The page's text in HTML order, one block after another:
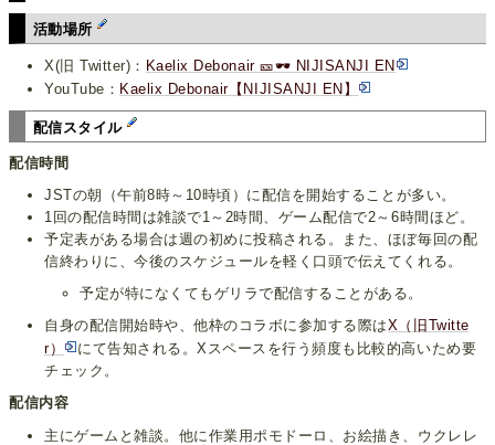
活動場所
X(旧 Twitter)： Kaelix Debonair 🎫🕶️ NIJISANJI EN
YouTube： Kaelix Debonair【NIJISANJI EN】
配信スタイル
配信時間
JSTの朝（午前8時～10時頃）に配信を開始することが多い。
1回の配信時間は雑談で1～2時間、ゲーム配信で2～6時間ほど。
予定表がある場合は週の初めに投稿される。また、ほぼ毎回の配
信終わりに、今後のスケジュールを軽く口頭で伝えてくれる。
予定が特になくてもゲリラで配信することがある。
自身の配信開始時や、他枠のコラボに参加する際はX（旧Twitte
r）
にて告知される。Xスペースを行う頻度も比較的高いため要
チェック。
配信内容
主にゲームと雑談。他に作業用ポモドーロ、お絵描き、ウクレレ